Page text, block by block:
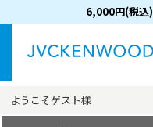
6,000円(税込
ようこそゲスト様